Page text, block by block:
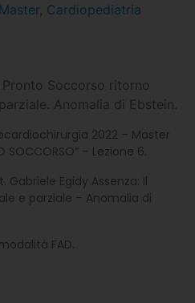
Master, Cardiopediatria
Soccorso ritorno
Anomalia di Ebstein.
2022 – Master
SOCCORSO” – Lezione 6.
Egidy Assenza: Il
e parziale – Anomalia di
FAD.